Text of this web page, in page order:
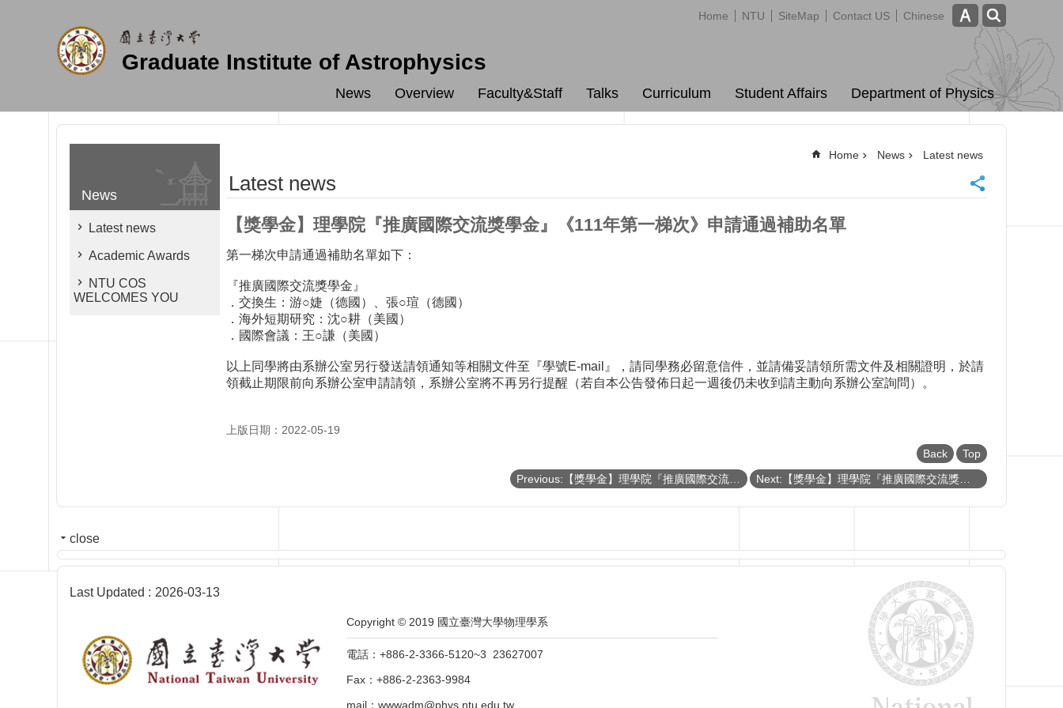
Home NTU SiteMap Contact US Chinese
Graduate Institute of Astrophysics
News Overview Faculty&Staff Talks Curriculum Student Affairs Department of Physics
News
Latest news
Academic Awards
NTU COS
WELCOMES YOU
Home News Latest news
Latest news
【獎學金】理學院『推廣國際交流獎學金』《111年第一梯次》申請通過補助名單
第一梯次申請通過補助名單如下：
『推廣國際交流獎學金』
．交換生：游○婕（德國）、張○瑄（德國）
．海外短期研究：沈○耕（美國）
．國際會議：王○謙（美國）
以上同學將由系辦公室另行發送請領通知等相關文件至『學號E-mail』，請同學務必留意信件，並請備妥請領所需文件及相關證明，於請
領截止期限前向系辦公室申請請領，系辦公室將不再另行提醒（若自本公告發佈日起一週後仍未收到請主動向系辦公室詢問）。
上版日期：2022-05-19
Back
Top
close
Last Updated 2026-03-13
Copyright © 2019 國立臺灣大學物理學系
電話：+886-2-3366-5120~3 23627007
Fax：+886-2-2363-9984
mail：wwwadm@phys.ntu.edu.tw